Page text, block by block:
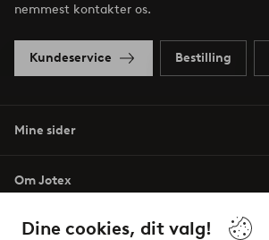
Dine cookies, dit valg!
nemmest kontakter os.
Kundeservice Bestilling
Mine sider
Om Jotex
Vilkår